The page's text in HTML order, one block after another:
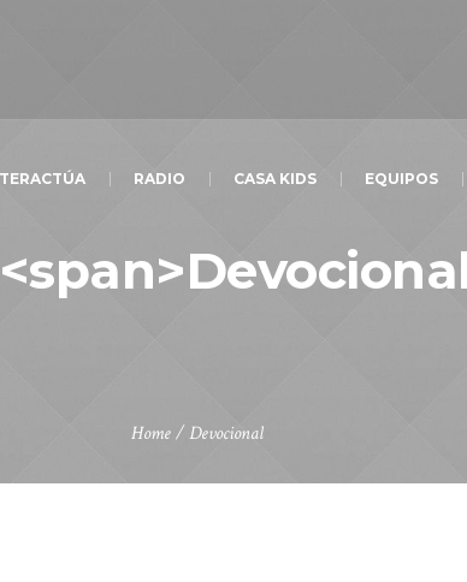
RADIO CASA KIDS EQUIPOS
Home/ Devocional